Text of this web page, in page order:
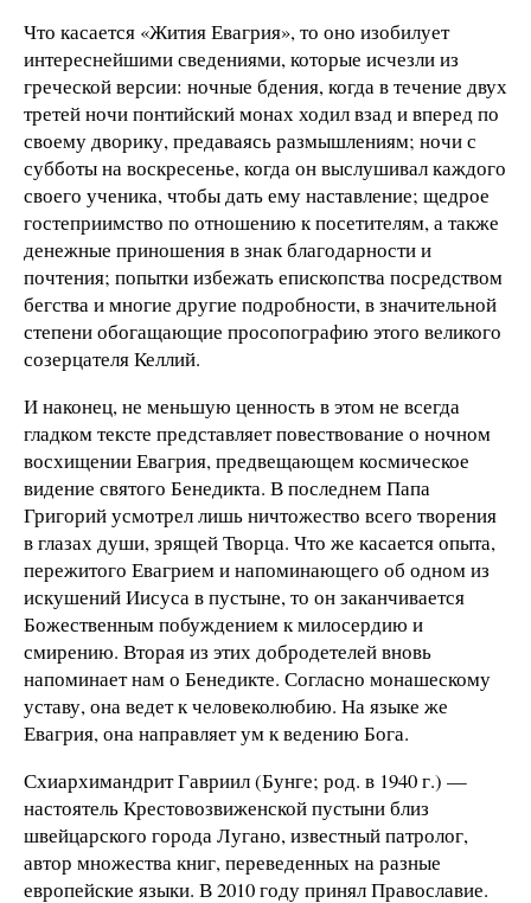
Что касается «Жития Евагрия», то оно изобилует
интереснейшими сведениями, которые исчезли из
греческой версии: ночные бдения, когда в течение двух
третей ночи понтийский монах ходил взад и вперед по
своему дворику, предаваясь размышлениям; ночи с
субботы на воскресенье, когда он выслушивал каждого
своего ученика, чтобы дать ему наставление; щедрое
гостеприимство по отношению к посетителям, а также
денежные приношения в знак благодарности и
почтения; попытки избежать епископства посредством
бегства и многие другие подробности, в значительной
степени обогащающие просопографию этого великого
созерцателя Келлий.
И наконец, не меньшую ценность в этом не всегда
гладком тексте представляет повествование о ночном
восхищении Евагрия, предвещающем космическое
видение святого Бенедикта. В последнем Папа
Григорий усмотрел лишь ничтожество всего творения
в глазах души, зрящей Творца. Что же касается опыта,
пережитого Евагрием и напоминающего об одном из
искушений Иисуса в пустыне, то он заканчивается
Божественным побуждением к милосердию и
смирению. Вторая из этих добродетелей вновь
напоминает нам о Бенедикте. Согласно монашескому
уставу, она ведет к человеколюбию. На языке же
Евагрия, она направляет ум к ведению Бога.
Схиархимандрит Гавриил (Бунге; род. в 1940 г.) —
настоятель Крестовозвиженской пустыни близ
швейцарского города Лугано, известный патролог,
автор множества книг, переведенных на разные
европейские языки. В 2010 году принял Православие.